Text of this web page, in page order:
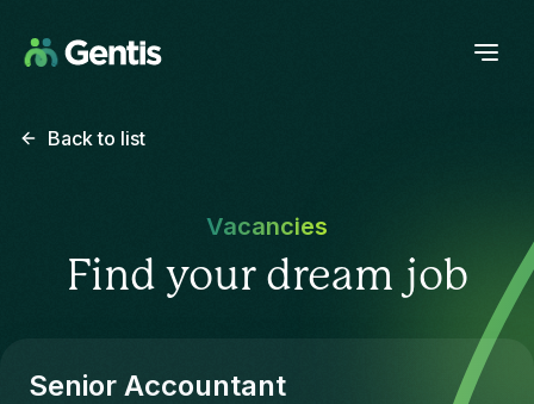
Back to list
Vacancies
Find your dream job
Senior Accountant